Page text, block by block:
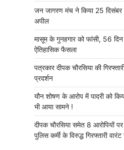
जन जागरण मंच ने किया 25
अपील
मासूम के गुनहगार को फांसी, 56
ऐतिहासिक फैसला
पत्रकार दीपक चौरसिया की
प्रदर्शन
यौन शोषण के आरोप में पादरी को
भी आया सामने !
दीपक चौरसिया समेत 8 आरोपियों
पुलिस कर्मी के विरुद्ध गिरफ्तारी वारंट